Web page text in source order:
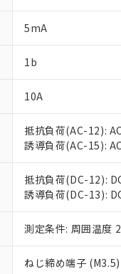
5mA
1b
10A
抵抗負荷(AC-12):
誘導負荷(AC-15):
抵抗負荷(DC-12):
誘導負荷(DC-13):
測定条件: 周囲温
ねじ締め端子 (M3.5)
以下の条件をお
くものです
在庫状況お
正式な納
当社販売
オムロン
す。
マイパーツ
ている必要
お客様が当
が、当社の
さい。
*EU RoHS指令（10物
鉛(Pb) 1000ppm以下
ル（DBP）
フタル酸エステル類
※2 対応予定月
※3 非含有証
下記の非含有証
「○」：最大均
「×」：最大均
「－」：未確認
Cr(Ⅵ)(六価クロム) :
DEHP(フタル酸ビス
※2 環境保護
「ｅ」：有害物
「10」：通常の
「－」：未確認
う）を輸出
当社は規制
当社は貴社
置等に一
当社は、
また当社
△ 一定
－
在庫
機器
空
白
受注生